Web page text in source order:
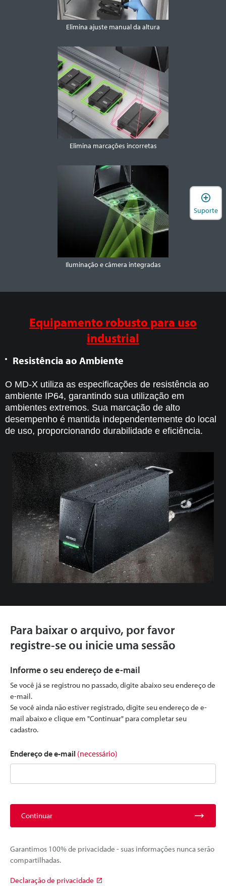
Elimina ajuste manual da altura
Elimina marcações incorretas
Iluminação e câmera integradas
Equipamento robusto para uso
industrial
Resistência ao Ambiente
O MD-X utiliza as especificações de resistência ao
ambiente IP64, garantindo sua utilização em
ambientes extremos. Sua marcação de alto
desempenho é mantida independentemente do local
de uso, proporcionando durabilidade e eficiência.
Para baixar o arquivo, por favor
registre-se ou inicie uma sessão
Informe o seu endereço de e-mail
Se você já se registrou no passado, digite abaixo seu endereço de
e-mail.
Se você ainda não estiver registrado, digite seu endereço de e-
mail abaixo e clique em "Continuar" para completar seu
cadastro.
Endereço de e-mail (necessário)
Continuar
Garantimos 100% de privacidade - suas informações nunca serão
compartilhadas.
Declaração de privacidade
Suporte